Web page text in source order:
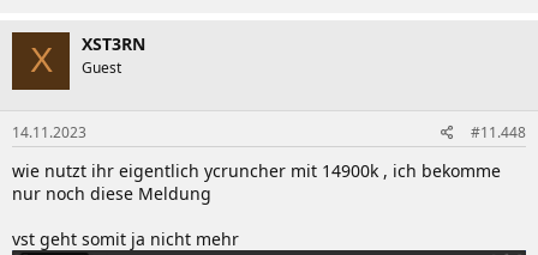
X XST3RN
Guest
14.11.2023 #11.448
wie nutzt ihr eigentlich ycruncher mit 14900k , ich bekomme
nur noch diese Meldung
vst geht somit ja nicht mehr